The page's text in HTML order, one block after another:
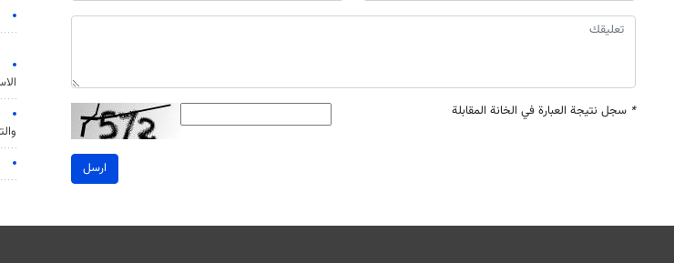
* سجل نتيجة العبارة في الخانة المقابلة
ارسل